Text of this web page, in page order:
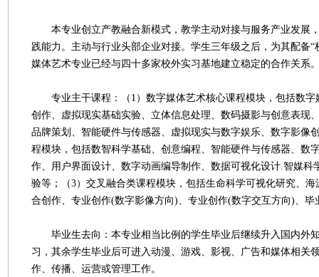
本专业创立产教融合新模式，教学主动对接与服务产业发展
践能力。主动与行业头部企业对接。学生三年级之后，为其配备“
媒体艺术专业已经与四十多家校外实习基地建立稳定的合作关系
专业主干课程：（1）数字媒体艺术核心课程模块，包括数字
创作、虚拟现实基础实验、立体信息处理、数码摄影与创意表现
品牌策划、智能硬件与传感器、虚拟现实与数字娱乐、数字影像
程模块，包括数智科学基础、创意编程、智能硬件与传感器、数
作、用户界面设计、数字动画编导制作、数据可视化设计.智媒科
验等；（3）交叉融合类课程模块，包括生命科学可视化研究、
合创作、专业创作(数字影像方向)、专业创作(数字交互方向)、毕
毕业生去向：本专业相当比例的学生毕业后继续升入国内外
习，其余学生毕业后可进入动漫、游戏、影视、广告和媒体相关
作、传播、运营或管理工作。